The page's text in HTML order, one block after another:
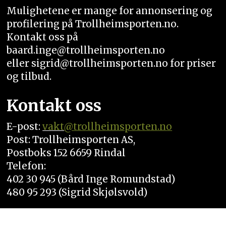
Mulighetene er mange for annonsering og
profilering på Trollheimsporten.no.
Kontakt oss på
baard.inge@trollheimsporten.no
eller sigrid@trollheimsporten.no for priser
og tilbud.
Kontakt oss
E-post:vakt@trollheimsporten.no
Post: Trollheimsporten AS,
Postboks 152 6659 Rindal
Telefon:
402 30 945 (Bård Inge Romundstad)
480 95 293 (Sigrid Skjølsvold)